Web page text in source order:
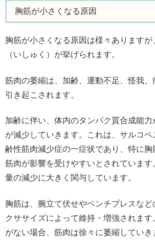
胸筋が小さくなる原因
胸筋が小さくなる原因は様々あります
（いしゅく）が挙げられます。
筋肉の萎縮は、加齢、運動不足、怪我、
引き起こされます。
加齢に伴い、体内のタンパク質合成能
が減少していきます。これは、サルコ
齢性筋肉減少症の一症状であり、特に
筋肉が影響を受けやすいとされています
量の減少に大きく関与しています。
胸筋は、腕立て伏せやベンチプレスな
クササイズによって維持・増強されま
がない場合、筋肉は徐々に萎縮していき